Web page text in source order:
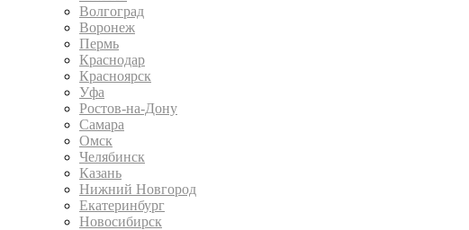
Волгоград
Воронеж
Пермь
Краснодар
Красноярск
Уфа
Ростов-на-Дону
Самара
Омск
Челябинск
Казань
Нижний Новгород
Екатеринбург
Новосибирск